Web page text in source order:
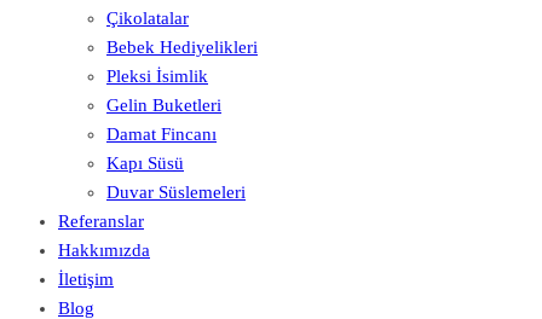
Çikolatalar
Bebek Hediyelikleri
Pleksi İsimlik
Gelin Buketleri
Damat Fincanı
Kapı Süsü
Duvar Süslemeleri
Referanslar
Hakkımızda
İletişim
Blog